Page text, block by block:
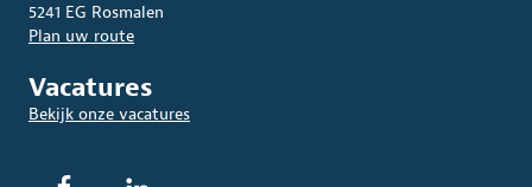
5241 EG Rosmalen
Plan uw route
Vacatures
Bekijk onze vacatures